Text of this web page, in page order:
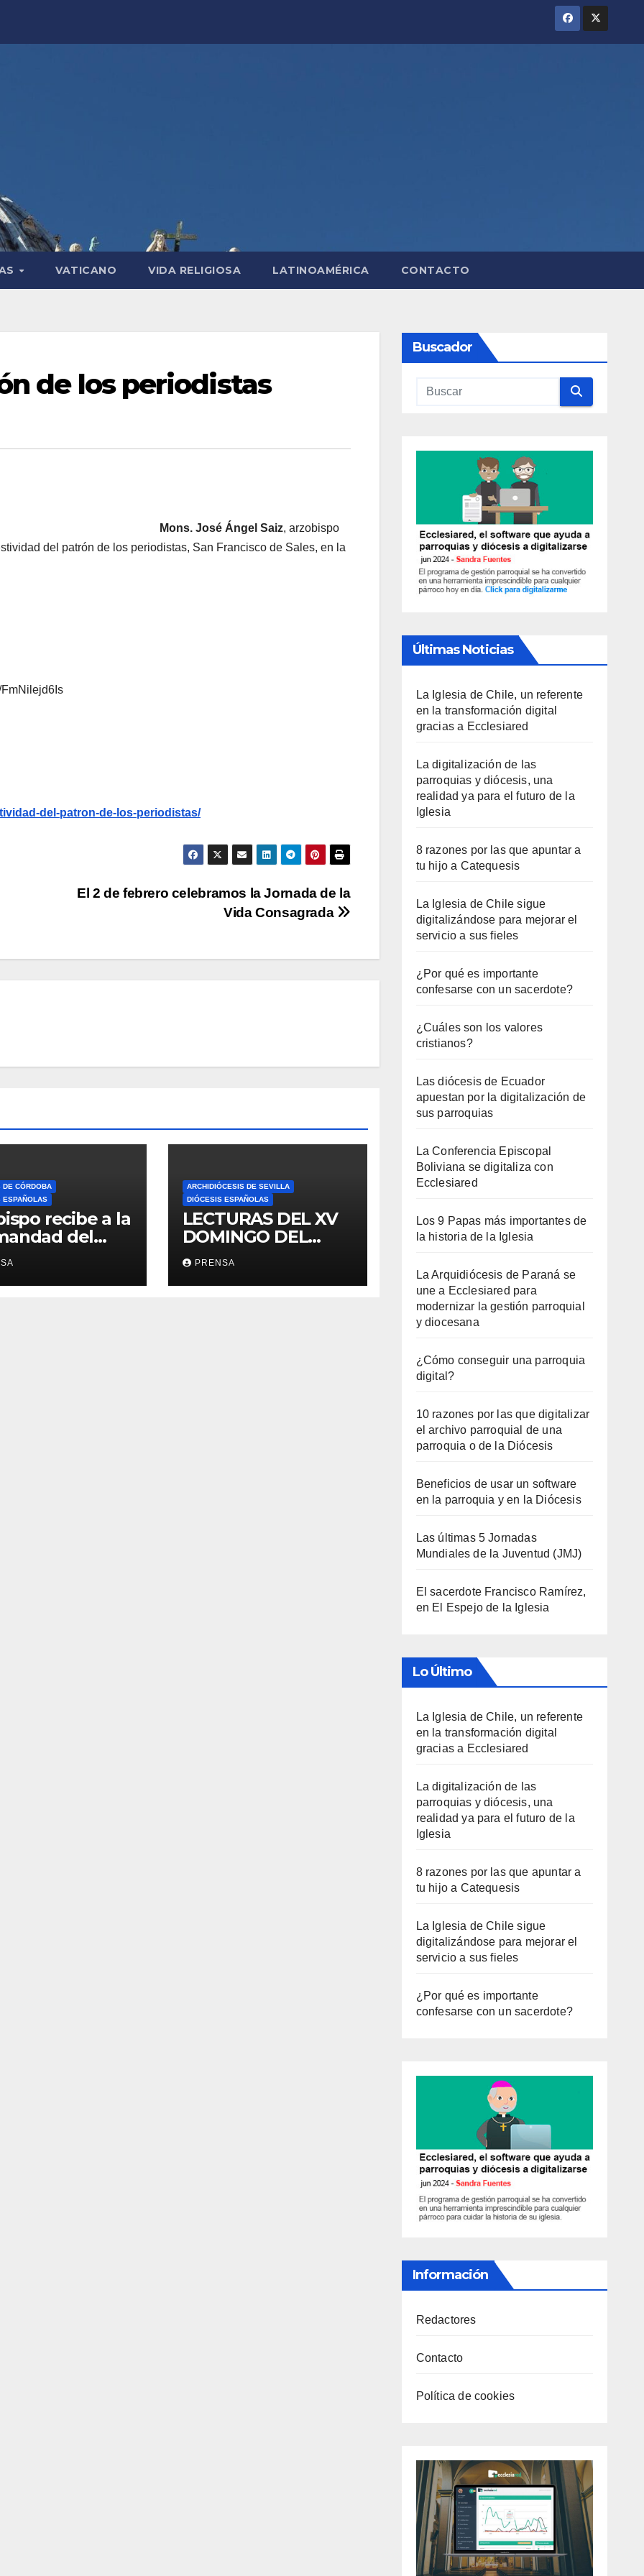
VATICANO VIDA RELIGIOSA LATINOAMÉRICA CONTACTO
de los periodistas
Mons. José Ángel Saiz, arzobispo
del patrón de los periodistas, San Francisco de Sales, en la
del-patron-de-los-periodistas/
El 2 de febrero celebramos la Jornada de la
Vida Consagrada
DE CÓRDOBA
ESPAÑOLAS
recibe a la
del
ARCHIDIÓCESIS DE SEVILLA
DIÓCESIS ESPAÑOLAS
LECTURAS DEL XV
DOMINGO DEL
TIEMPO
ORDINARIO (A)
PRENSA
Buscador
Últimas Noticias
La Iglesia de Chile, un referente
en la transformación digital
gracias a Ecclesiared
La digitalización de las
parroquias y diócesis, una
realidad ya para el futuro de la
Iglesia
8 razones por las que apuntar a
tu hijo a Catequesis
La Iglesia de Chile sigue
digitalizándose para mejorar el
servicio a sus fieles
¿Por qué es importante
confesarse con un sacerdote?
¿Cuáles son los valores
cristianos?
Las diócesis de Ecuador
apuestan por la digitalización de
sus parroquias
La Conferencia Episcopal
Boliviana se digitaliza con
Ecclesiared
Los 9 Papas más importantes de
la historia de la Iglesia
La Arquidiócesis de Paraná se
une a Ecclesiared para
modernizar la gestión parroquial
y diocesana
¿Cómo conseguir una parroquia
digital?
10 razones por las que digitalizar
el archivo parroquial de una
parroquia o de la Diócesis
Beneficios de usar un software
en la parroquia y en la Diócesis
Las últimas 5 Jornadas
Mundiales de la Juventud (JMJ)
El sacerdote Francisco Ramírez,
en El Espejo de la Iglesia
Lo Último
La Iglesia de Chile, un referente
en la transformación digital
gracias a Ecclesiared
La digitalización de las
parroquias y diócesis, una
realidad ya para el futuro de la
Iglesia
8 razones por las que apuntar a
tu hijo a Catequesis
La Iglesia de Chile sigue
digitalizándose para mejorar el
servicio a sus fieles
¿Por qué es importante
confesarse con un sacerdote?
Información
Redactores
Contacto
Política de cookies